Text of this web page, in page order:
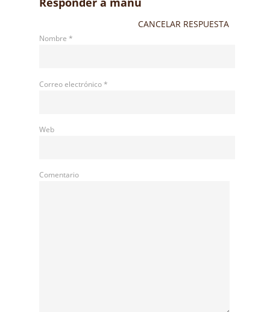
CANCELAR RESPUESTA
Nombre *
Correo electrónico*
Web
Comentario